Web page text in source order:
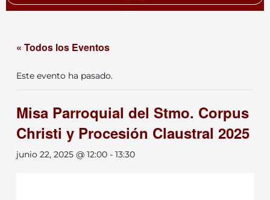
« Todos los Eventos
Este evento ha pasado.
Misa Parroquial del Stmo. Corpus
Christi y Procesión Claustral 2025
junio 22, 2025 @ 12:00 -13:30